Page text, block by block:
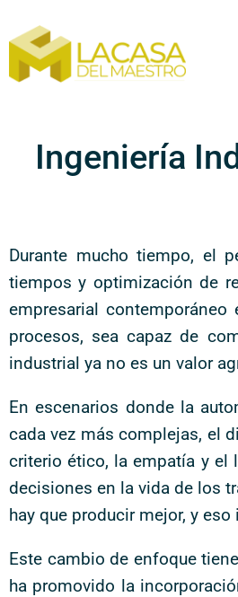
Ingeniería
Durante mucho tiempo, el
tiempos y optimización de
empresarial
procesos, sea capaz de
industrial ya no es un valor
En escenarios donde la
cada vez más complejas, el
criterio ético, la empatía y el
decisiones en la vida de los
hay que producir mejor, y
Este cambio de enfoque
ha promovido la